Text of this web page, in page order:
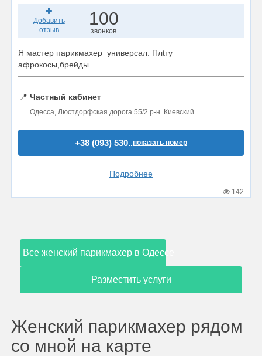
Добавить
отзыв
100
звонков
Я мастер парикмахер универсал. Плtту
афрокосы,брейды
📍 Частный кабинет
Одесса, Люстдорфская дорога 55/2 р-н. Киевский
+38 (093) 530..показать номер
Подробнее
142
Все женский парикмахер в Одессе
Разместить услуги
Женский парикмахер рядом
со мной на карте